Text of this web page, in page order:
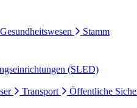
Gesundheitswesen Stamm
(SLED)
Transport Öffentliche